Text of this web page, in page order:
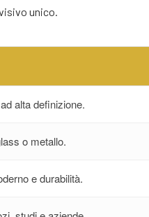
unico.
alta definizione.
o metallo.
e durabilità.